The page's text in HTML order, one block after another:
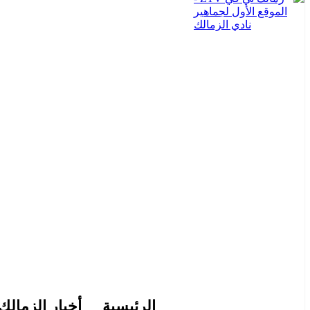
الرئيسية أخبار